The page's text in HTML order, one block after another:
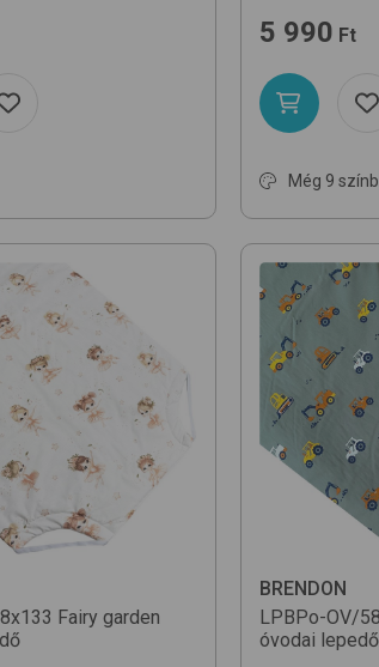
5 990 Ft
Még 9
Fairy garden
BRENDON
LPBPo-OV/
óvodai lepedő